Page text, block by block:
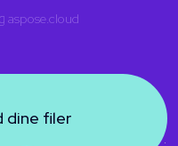
aspose.cloud
dine filer